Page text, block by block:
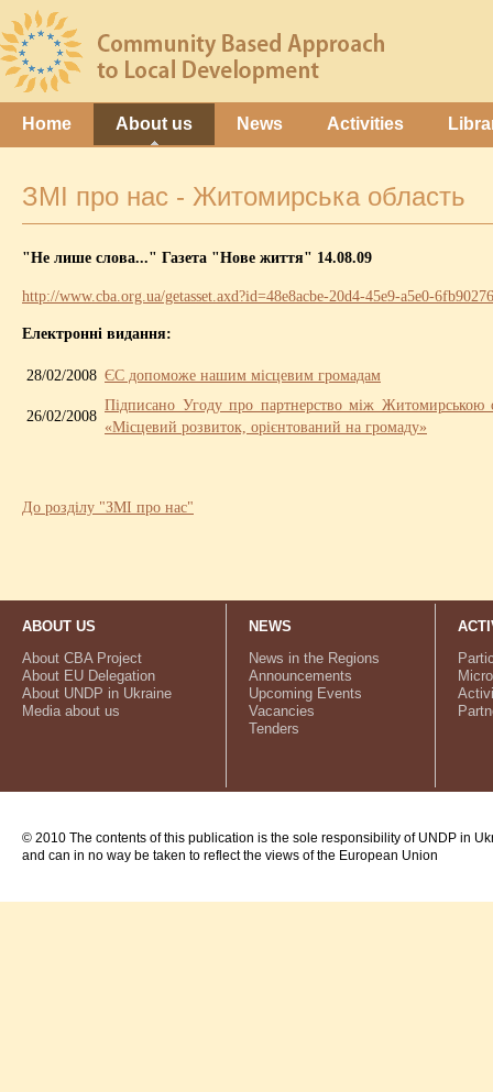
Home About us News Activities
ЗМІ про нас - Житомирська область
"Не лише слова..." Газета "Нове життя" 14.08.09
http://www.cba.org.ua/getasset.axd?id=48e8acbe-20d4-45e9-a5e0-
Електронні видання:
28/02/2008 ЄС допоможе нашим місцевим громадам
26/02/2008
Підписано Угоду про партнерство між
«Місцевий розвиток, орієнтований на громаду»
До розділу "ЗМІ про нас"
ABOUT US
About CBA Project
About EU Delegation
About UNDP in Ukraine
Media about us
NEWS
News in the Regions
Announcements
Upcoming Events
Vacancies
Tenders
© 2010 The contents of this publication is the sole responsibility of UNDP in
and can in no way be taken to reflect the views of the European Union